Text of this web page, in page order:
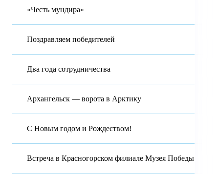
«Честь мундира»
Поздравляем победителей
Два года сотрудничества
Архангельск — ворота в Арктику
С Новым годом и Рождеством!
Встреча в Красногорском филиале Музея Победы